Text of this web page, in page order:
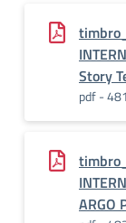
Story
pdf -
ARGO